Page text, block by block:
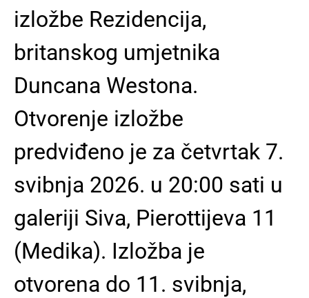
izložbe Rezidencija,
britanskog umjetnika
Duncana Westona.
Otvorenje izložbe
predviđeno je za četvrtak 7.
svibnja 2026. u 20:00 sati u
galeriji Siva, Pierottijeva 11
(Medika). Izložba je
otvorena do 11. svibnja,